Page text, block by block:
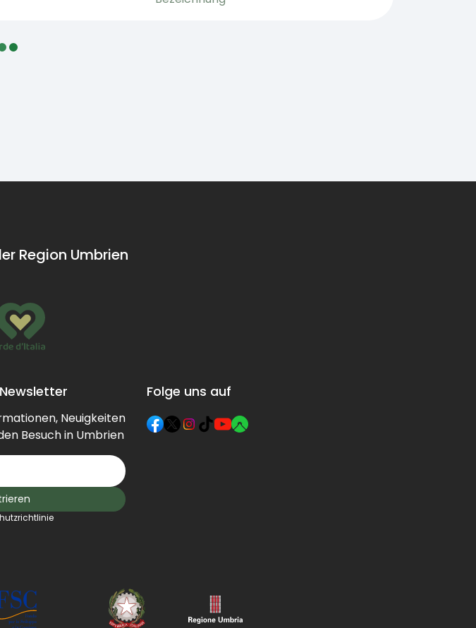
Region Umbrien
Neuigkeiten
Besuch in Umbrien
Folge uns auf